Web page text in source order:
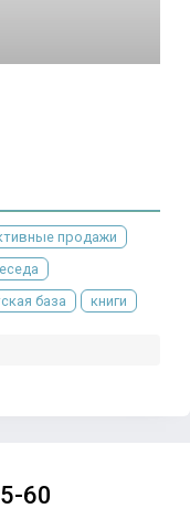
продажи
база книги
60